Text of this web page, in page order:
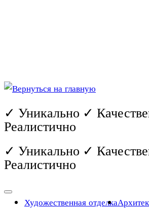
✓ Уникально ✓
Реалистично
✓ Уникально ✓
Реалистично
Художественная отделка